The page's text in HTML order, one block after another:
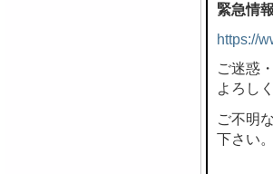
緊急情
https://
ご迷惑
よろし
ご不明
下さい。